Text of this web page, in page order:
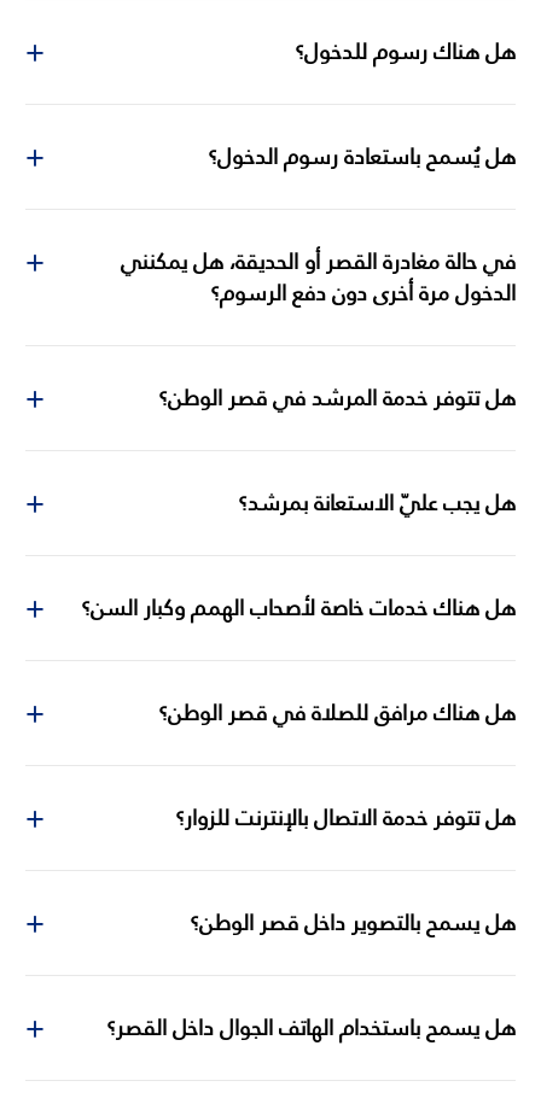
هل هناك رسوم للدخول؟
هل يُسمح باستعادة رسوم الدخول؟
في حالة مغادرة القصر أو الحديقة، هل يمكنني
الدخول مرة أخرى دون دفع الرسوم؟
هل تتوفر خدمة المرشد في قصر الوطن؟
هل يجب عليّ الاستعانة بمرشد؟
هل هناك خدمات خاصة لأصحاب الهمم وكبار السن؟
هل هناك مرافق للصلاة في قصر الوطن؟
هل تتوفر خدمة الاتصال بالإنترنت للزوار؟
هل يسمح بالتصوير داخل قصر الوطن؟
هل يسمح باستخدام الهاتف الجوال داخل القصر؟